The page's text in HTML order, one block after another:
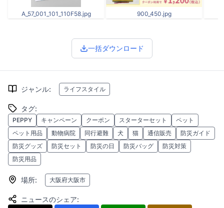
A_57_001_101_110F58.jpg 900_450.jpg
一括ダウンロード
ジャンル: ライフスタイル
タグ:
PEPPY キャンペーン クーポン スターターセット
ペット
ペット用品
動物病院 同行避難 犬 猫 通信販売
防災ガイド
防災グッズ
防災セット 防災の日 防災バッグ
防災対策
防災用品
場所: 大阪府大阪市
ニュースのシェア: